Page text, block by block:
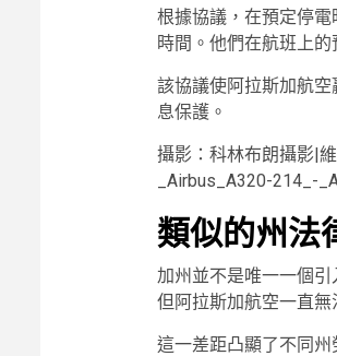
根據協議，在預定停
時間。他們在航班上
該協議使阿拉斯加航
息保護。
攝影：科林布朗攝影|
_Airbus_A320-214_-
類似的州法
加州並不是唯一一個
但阿拉斯加航空一直無
這一差距凸顯了不同州